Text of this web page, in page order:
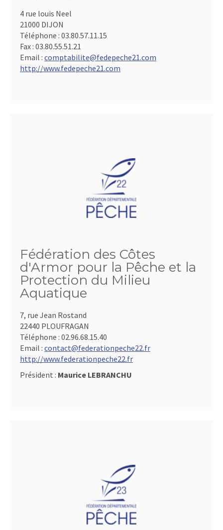
4 rue louis Neel
21000 DIJON
Téléphone : 03.80.57.11.15
Fax : 03.80.55.51.21
Email : comptabilite@fedepeche21.com
http://www.fedepeche21.com
Fédération des Côtes
d'Armor pour la Pêche et la
Protection du Milieu
Aquatique
7, rue Jean Rostand
22440 PLOUFRAGAN
Téléphone : 02.96.68.15.40
Email : contact@federationpeche22.fr
http://www.federationpeche22.fr
Président : Maurice LEBRANCHU